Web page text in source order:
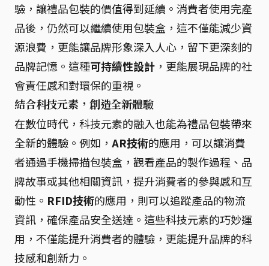
驗，讓禮品包裝的價值得到延續。消費者使用完產
品後，仍然可以繼續使用包裝盒，這不僅能減少資
源浪費，更能讓品牌形象深入人心，留下更深刻的
品牌記憶。這種可持續性設計 ，更能展現品牌的社
會責任感和對環保的重視。
結合科技元素，創造全新體驗
在數位時代，科技元素的融入也能為禮品包裝帶來
全新的體驗。例如， AR技術的應用，可以讓消費
者通過手機掃描包裝盒，觀看產品的製作過程、品
牌故事或其他相關資訊，提升消費者的參與感和互
動性。 RFID技術的應用，則可以追蹤產品的物流
資訊，確保產品安全送達。這些科技元素的巧妙運
用，不僅能提升消費者的體驗，更能提升品牌的科
技感和創新力。